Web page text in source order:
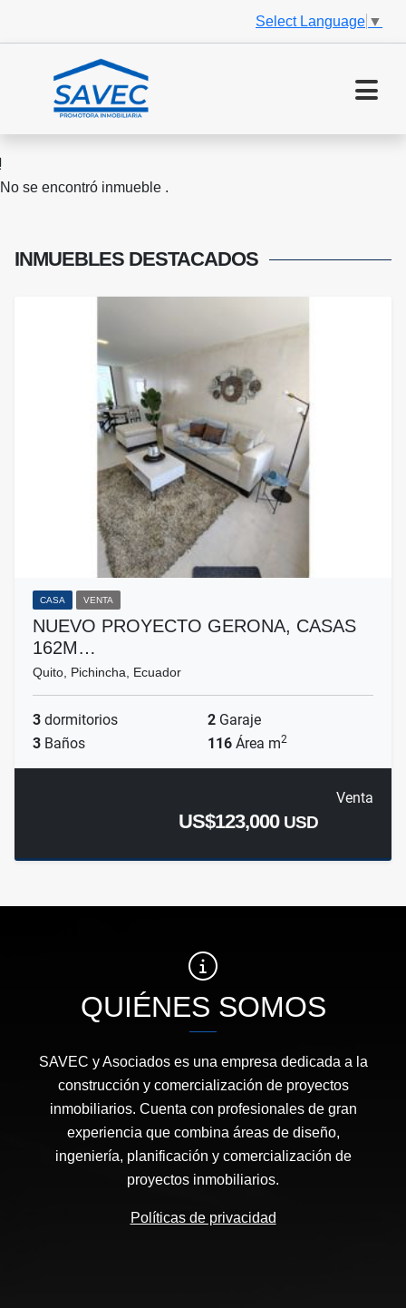
Select Language ▼
No se encontró inmueble .
INMUEBLES DESTACADOS
CASA VENTA
NUEVO PROYECTO GERONA, CASAS
162M…
Quito, Pichincha, Ecuador
3 dormitorios 2 Garaje
3 Baños 116 Área m2
Venta
US$123,000 USD
QUIÉNES SOMOS
SAVEC y Asociados es una empresa dedicada a la
construcción y comercialización de proyectos
inmobiliarios. Cuenta con profesionales de gran
experiencia que combina áreas de diseño,
ingeniería, planificación y comercialización de
proyectos inmobiliarios.
Políticas de privacidad